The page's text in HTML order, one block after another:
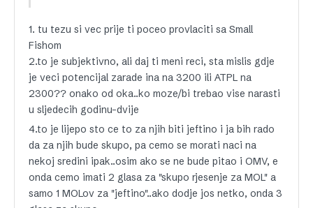
1. tu tezu si vec prije ti poceo provlaciti sa Small
Fishom
2.to je subjektivno, ali daj ti meni reci, sta mislis gdje
je veci potencijal zarade ina na 3200 ili ATPL na
2300?? onako od oka..ko moze/bi trebao vise narasti
u sljedecih godinu-dvije
4.to je lijepo sto ce to za njih biti jeftino i ja bih rado
da za njih bude skupo, pa cemo se morati naci na
nekoj sredini ipak..osim ako se ne bude pitao i OMV, e
onda cemo imati 2 glasa za "skupo rjesenje za MOL" a
samo 1 MOLov za "jeftino"..ako dodje jos netko, onda 3